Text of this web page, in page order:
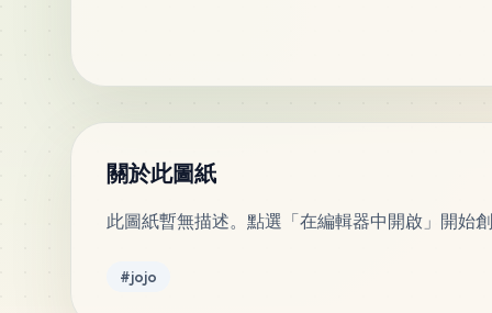
關於此圖紙
此圖紙暫無描述。點選「在編輯器中開啟」開始
標籤
#jojo